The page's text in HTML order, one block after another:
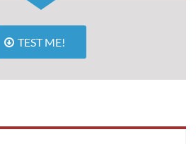
TEST ME!